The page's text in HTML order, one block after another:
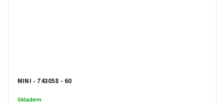
MINI - 743058 - 60
Skladem